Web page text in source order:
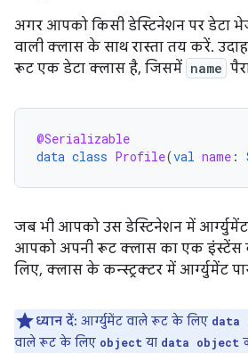
अगर आपको किसी डेस्टिनेशन पर डेटा
वाली क्लास के साथ रास्ता तय करें.
रूट एक डेटा क्लास है, जिसमें name
@Serializable
data class Profile(val name :
जब भी आपको उस डेस्टिनेशन में
आपको अपनी रूट क्लास का एक इंस्टेंस
लिए, क्लास के कन्स्ट्रक्टर में आर्ग्युमेंट
ध्यान दें: आर्ग्युमेंट वाले रूट के लिए data
वाले रूट के लिए object या data object